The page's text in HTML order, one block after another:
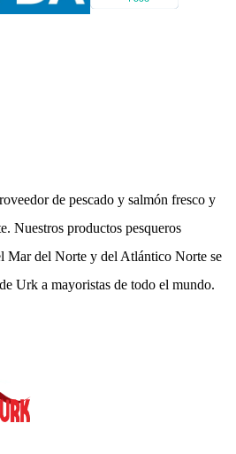
de pescado y salmón fresco y
Nuestros productos pesqueros
Mar del Norte y del Atlántico Norte se
Urk a mayoristas de todo el mundo.